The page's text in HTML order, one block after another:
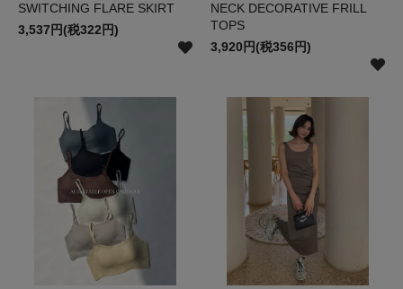
SWITCHING FLARE SKIRT
3,537円(税322円)
NECK DECORATIVE FRILL
TOPS
3,920円(税356円)